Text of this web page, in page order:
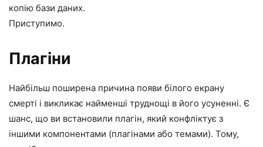
копію бази даних.
Приступимо.
Плагіни
Найбільш поширена причина появи білого екрану
смерті і викликає найменші труднощі в його усуненні. Є
шанс, що ви встановили плагін, який конфліктує з
іншими компонентами (плагінами або темами). Тому,